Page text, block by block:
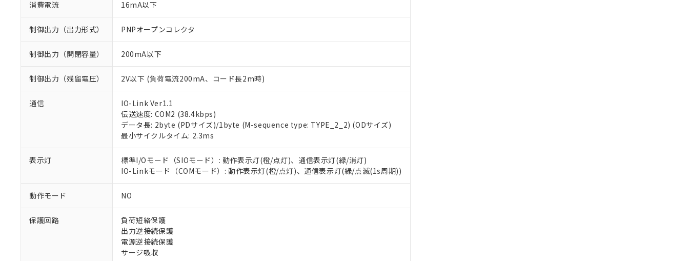
消費電流 16mA以下
制御出力（出力形式） PNPオープンコレクタ
制御出力（開閉容量） 200mA以下
制御出力（残留電圧） 2V以下 (負荷電流200mA、コード長2m時)
通信
IO-Link Ver1.1
伝送速度: COM2 (38.4kbps)
データ長: 2byte (PDサイズ)/1byte (M-sequence type: TYPE_2_2) (ODサイズ)
最小サイクルタイム: 2.3ms
表示灯
標準I/Oモード（SIOモード）: 動作表示灯(橙/点灯)、通信表示灯(緑/消灯)
IO-Linkモード（COMモード）: 動作表示灯(橙/点灯)、通信表示灯(緑/点滅(1s周期))
動作モード NO
保護回路
負荷短絡保護
出力逆接続保護
電源逆接続保護
サージ吸収
ご利用条件
以下の条件をお読みいただき、同意のうえご利用ください。
※1 対応状況
対応済み：EU RoHS指令（10物質）の非含有に対応した製品が提供可能な商品です。
対応予定：EU RoHS指令（10物質）の非含有に対応した製品に切り替える予定のある商品です。
対応予定なし：EU RoHS指令（10物質）の非含有に非対応の商品で、対応品を出す予定はありません。
調査・確認中：EU RoHS指令（10物質）の非含有の対応状況を調査中または確認中の商品です。
非該当品：ライセンス料など無形物で、有害物質有無と関係のない商品です。
仕入先様の事情により、非含有部品としていたものが、含有品と判明した場合などやむを得ず変更すること
があります。
鉛(Pb) 1000ppm以下、 水銀(Hg) 1000ppm以下、 カドミウム(Cd) 100ppm以下、
六価クロム(Cr(Ⅵ)) 1000ppm以下、ポリ臭化ビフェニル類(PBB) 1000ppm以下、ポリ臭化ジフェニルエーテル類(PBDE) 1000ppm以下、
フタル酸ビス(2-エチルヘキシル) (DEHP)(別名：DOP) 1000ppm以下、フタル酸ブチルベンジル（BBP） 1000ppm以下、フタル酸ジブチ
ル（DBP） 1000ppm以下、フタル酸ジイソブチル (DIBP) 1000ppm以下
但し、RoHS指令で産業用監視および制御機器に対する適用除外項目は除く。
※1 中国RoHS○×表
「－」：未確認です。当社販売部門へお問い合わせください。
*中国RoHS10物質の基準値 (GB/T26572)：
Pb(鉛) :1000ppm、 Hg(水銀) : 1000ppm、 Cd(カドミウム) : 100ppm、
Cr(Ⅵ)(六価クロム) : 1000ppm、 PBBs(ポリ臭化ビフェニル類) : 1000ppm、 PBDEs(ポリ臭化ジフェニルエーテル類) : 1000ppm、